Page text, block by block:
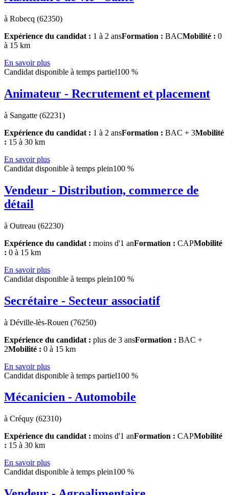
à Robecq (62350)
Expérience du candidat : 1 à 2 ansFormation : BACMobilité : 0
à 15 km
En savoir plus
Candidat disponible à temps partiel100 %
Animateur - Recrutement et placement
à Sangatte (62231)
Expérience du candidat : 1 à 2 ansFormation : BAC + 3Mobilité
: 15 à 30 km
En savoir plus
Candidat disponible à temps plein100 %
Vendeur - Distribution, commerce de
détail
à Outreau (62230)
Expérience du candidat : moins d'1 anFormation : CAPMobilité
: 0 à 15 km
En savoir plus
Candidat disponible à temps plein100 %
Secrétaire - Secteur associatif
à Déville-lès-Rouen (76250)
Expérience du candidat : plus de 3 ansFormation : BAC +
2Mobilité : 0 à 15 km
En savoir plus
Candidat disponible à temps partiel100 %
Mécanicien - Automobile
à Créquy (62310)
Expérience du candidat : moins d'1 anFormation : CAPMobilité
: 15 à 30 km
En savoir plus
Candidat disponible à temps plein100 %